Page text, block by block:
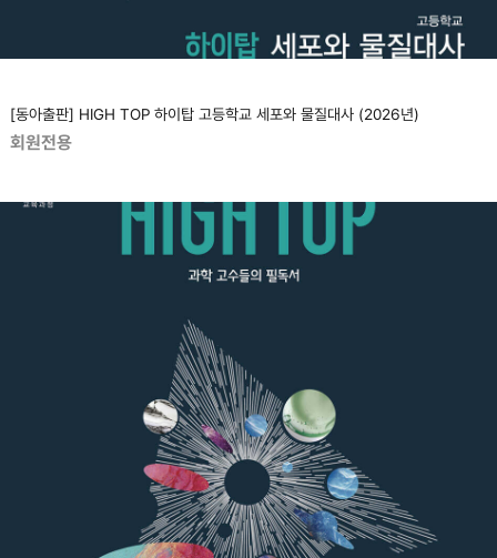
[동아출판] HIGH TOP 하이탑 고등학교 세포와 물질대사 (2026년)
회원전용